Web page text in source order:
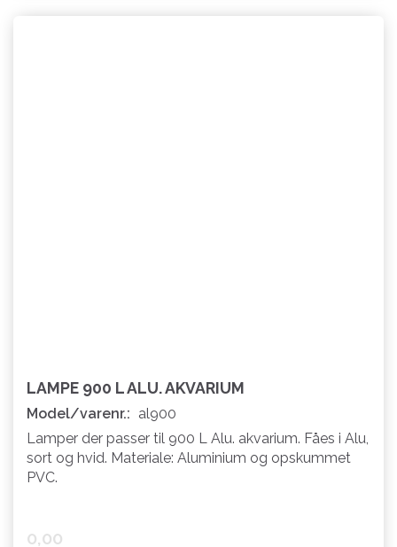
LAMPE 900 L ALU. AKVARIUM
Model/varenr.: al900
Lamper der passer til 900 L Alu. akvarium. Fåes i Alu,
sort og hvid. Materiale: Aluminium og opskummet
PVC.
0,00